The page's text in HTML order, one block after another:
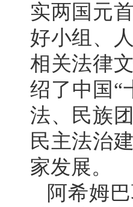
实两国元
好小组、
相关法律
绍了中国“
法、民族
民主法治
家发展。
阿希姆